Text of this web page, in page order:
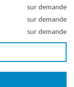
sur demande
sur demande
sur demande